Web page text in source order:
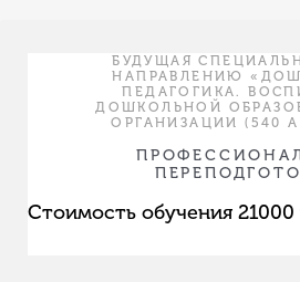
БУДУЩАЯ
НАПРАВЛЕНИЮ
ПЕДАГОГИКА.
ДОШКОЛЬНОЙ
ОРГАНИЗАЦИИ (540
Стоимость обучения 21000